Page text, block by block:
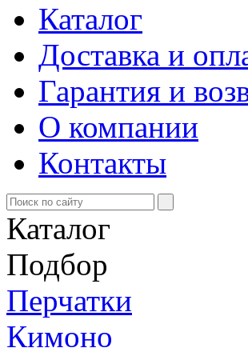
Каталог
Доставка и
Гарантия и
О компании
Контакты
Каталог
Подбор
Перчатки
Кимоно